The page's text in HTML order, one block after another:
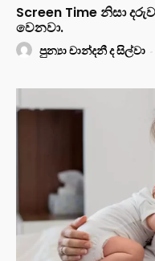
Screen Time නිසා
වෙනවා.
පුන්‍යා චාන්දනී ද සිල්වා -